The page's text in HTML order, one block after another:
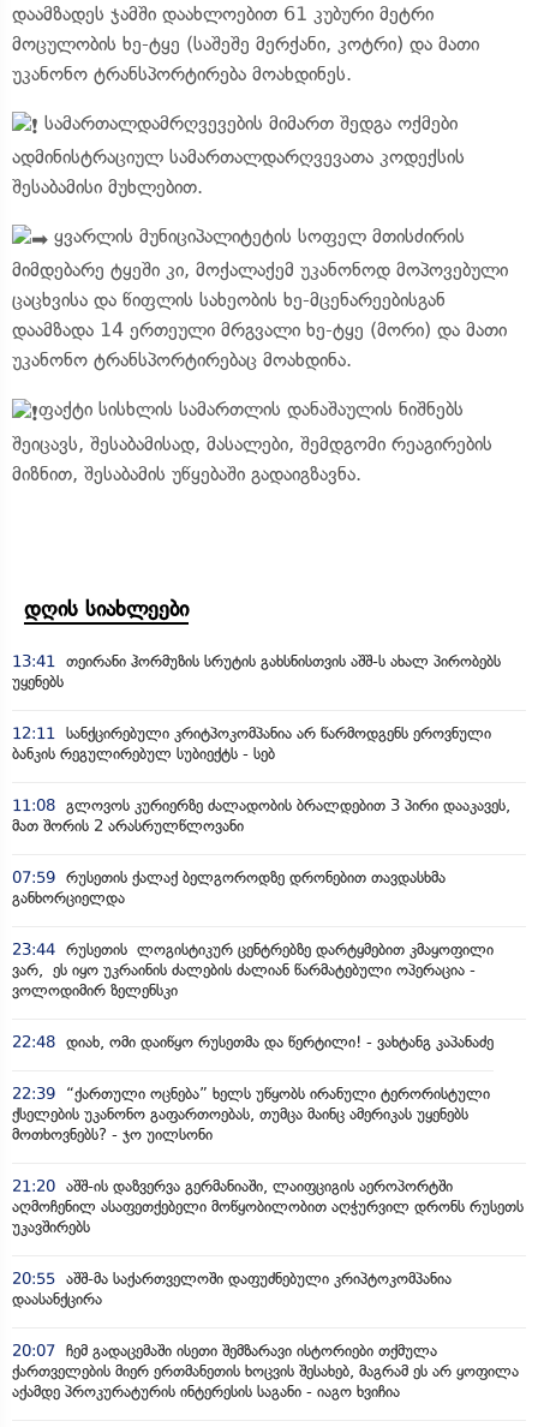
დაამზადეს ჯამში დაახლოებით 61 კუბური მეტრი
მოცულობის ხე-ტყე (საშეშე მერქანი, კოტრი) და მათი
უკანონო ტრანსპორტირება მოახდინეს.
სამართალდამრღვევების მიმართ შედგა ოქმები
ადმინისტრაციულ სამართალდარღვევათა კოდექსის
შესაბამისი მუხლებით.
ყვარლის მუნიციპალიტეტის სოფელ მთისძირის
მიმდებარე ტყეში კი, მოქალაქემ უკანონოდ მოპოვებული
ცაცხვისა და წიფლის სახეობის ხე-მცენარეებისგან
დაამზადა 14 ერთეული მრგვალი ხე-ტყე (მორი) და მათი
უკანონო ტრანსპორტირებაც მოახდინა.
ფაქტი სისხლის სამართლის დანაშაულის ნიშნებს
შეიცავს, შესაბამისად, მასალები, შემდგომი რეაგირების
მიზნით, შესაბამის უწყებაში გადაიგზავნა.
დღის სიახლეები
13:41
თეირანი ჰორმუზის სრუტის გახსნისთვის აშშ-ს ახალ პირობებს
უყენებს
12:11
სანქცირებული კრიტპოკომპანია არ წარმოდგენს ეროვნული
ბანკის რეგულირებულ სუბიექტს - სებ
11:08 გლოვოს კურიერზე ძალადობის ბრალდებით 3 პირი დააკავეს,
მათ შორის 2 არასრულწლოვანი
07:59 რუსეთის ქალაქ ბელგოროდზე დრონებით თავდასხმა
განხორციელდა
23:44 რუსეთის ლოგისტიკურ ცენტრებზე დარტყმებით კმაყოფილი
ვარ, ეს იყო უკრაინის ძალების ძალიან წარმატებული ოპერაცია -
ვოლოდიმირ ზელენსკი
22:48 დიახ, ომი დაიწყო რუსეთმა და წერტილი! - ვახტანგ კაპანაძე
22:39
“ქართული ოცნება” ხელს უწყობს ირანული ტერორისტული
ქსელების უკანონო გაფართოებას, თუმცა მაინც ამერიკას უყენებს
მოთხოვნებს? - ჯო უილსონი
21:20 აშშ-ის დაზვერვა გერმანიაში, ლაიფციგის აეროპორტში
აღმოჩენილ ასაფეთქებელი მოწყობილობით აღჭურვილ დრონს რუსეთს
უკავშირებს
20:55 აშშ-მა საქართველოში დაფუძნებული კრიპტოკომპანია
დაასანქცირა
20:07 ჩემ გადაცემაში ისეთი შემზარავი ისტორიები თქმულა
ქართველების მიერ ერთმანეთის ხოცვის შესახებ, მაგრამ ეს არ ყოფილა
აქამდე პროკურატურის ინტერესის საგანი - იაგო ხვიჩია